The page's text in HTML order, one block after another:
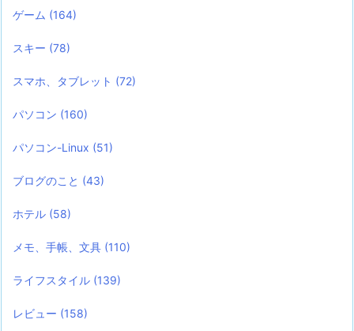
ゲーム (164)
スキー (78)
スマホ、タブレット (72)
パソコン (160)
パソコン-Linux (51)
ブログのこと (43)
ホテル (58)
メモ、手帳、文具 (110)
ライフスタイル (139)
レビュー (158)